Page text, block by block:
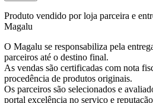
Produto vendido por loja parceira e
Magalu
O Magalu se responsabiliza pela
parceiros até o destino final.
As vendas são certificadas com nota
procedência de produtos originais.
Os parceiros são selecionados e
portal excelência no serviço e